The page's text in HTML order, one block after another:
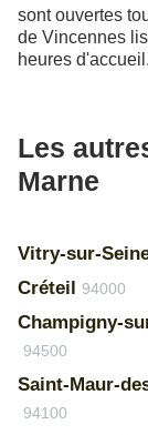
sont ouvertes
de Vincennes
heures d'accueil.
Les
Marne
Vitry-sur-
Créteil 94000
Champigny-
94500
Saint-Maur-
94100